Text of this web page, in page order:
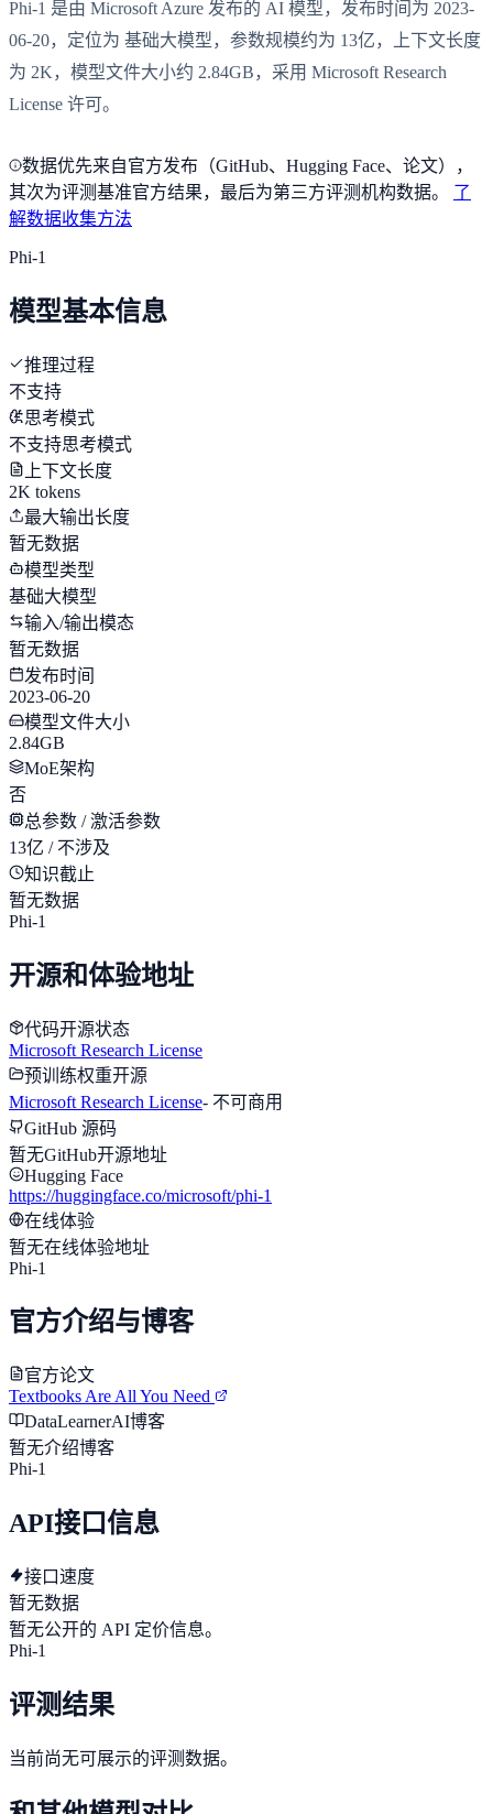
Phi-1 是由 Microsoft Azure 发布的 AI 模型，发布时间为 2023-
06-20，定位为 基础大模型，参数规模约为 13亿，上下文长度
为 2K，模型文件大小约 2.84GB，采用 Microsoft Research
License 许可。
数据优先来自官方发布（GitHub、Hugging Face、论文），
其次为评测基准官方结果，最后为第三方评测机构数据。
了
解数据收集方法
Phi-1
模型基本信息
推理过程
不支持
思考模式
不支持思考模式
上下文长度
2K tokens
最大输出长度
暂无数据
模型类型
基础大模型
输入/输出模态
暂无数据
发布时间
2023-06-20
模型文件大小
2.84GB
MoE架构
否
总参数 / 激活参数
13亿 / 不涉及
知识截止
暂无数据
Phi-1
开源和体验地址
代码开源状态
Microsoft Research License
预训练权重开源
Microsoft Research License- 不可商用
GitHub 源码
暂无GitHub开源地址
Hugging Face
https://huggingface.co/microsoft/phi-1
在线体验
暂无在线体验地址
Phi-1
官方介绍与博客
官方论文
Textbooks Are All You Need
DataLearnerAI博客
暂无介绍博客
Phi-1
API接口信息
接口速度
暂无数据
暂无公开的 API 定价信息。
Phi-1
评测结果
当前尚无可展示的评测数据。